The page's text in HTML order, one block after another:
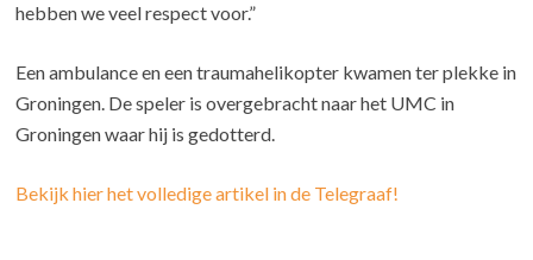
hebben we veel respect voor.”
Een ambulance en een traumahelikopter kwamen ter plekke in
Groningen. De speler is overgebracht naar het UMC in
Groningen waar hij is gedotterd.
Bekijk hier het volledige artikel in de Telegraaf!